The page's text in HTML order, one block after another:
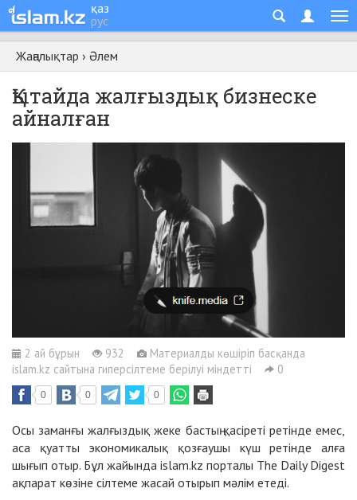
қаз
рус
Жаңалықтар › Әлем
Қытайда жалғыздық бизнеске
айналған
2 ай бұрын 932
Материалды көшіріп басқанда
islam.kz сайтына гиперсілтеме берілуі міндетті
0
0 0 0
Осы заманғы жалғыздық жеке бастың қасіреті ретінде емес,
аса қуатты экономикалық қозғаушы күш ретінде алға
шығып отыр. Бұл жайында islam.kz порталы The Daily Digest
ақпарат көзіне сілтеме жасай отырып мәлім етеді.